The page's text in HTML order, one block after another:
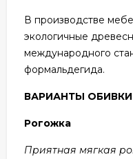
В производстве
экологичные
международного
формальдегида.
ВАРИАНТЫ ОБИВКИ
Рогожка
Приятная мягкая